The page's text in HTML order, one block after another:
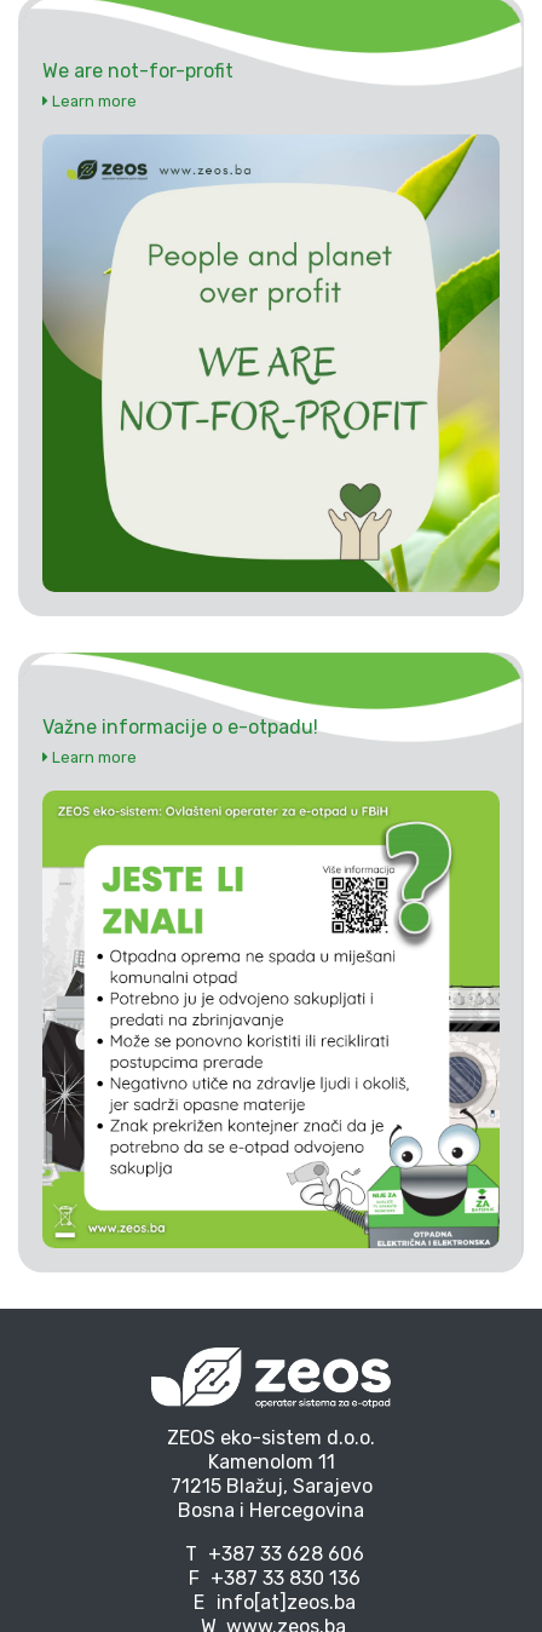
We are not-for-profit
Learn more
Važne informacije o e-otpadu!
Learn more
ZEOS eko-sistem d.o.o.
Kamenolom 11
71215 Blažuj, Sarajevo
Bosna i Hercegovina
T +387 33 628 606
F +387 33 830 136
E info[at]zeos.ba
W www.zeos.ba